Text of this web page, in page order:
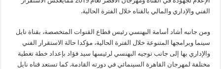
الفني والإداري والمالي بالقناه خلال الفترة الحالية.
ومن جانبه أشاد أسامة البهنسي رئيس قطاع القنوات المتخصصة، بقناة نايل
سينما وبرامجها المتنوعة خلال الفترة الحالية، مؤكدا حالة الاستقرار الفني
والإداري بها إلى جانب توجيه البهنسي لرئيسها سيد فؤاد بإعداد خطة تغطية
مختلفة لمهرجان القاهرة السينمائي في دورته القادمة. كما تستعد قناه نايل